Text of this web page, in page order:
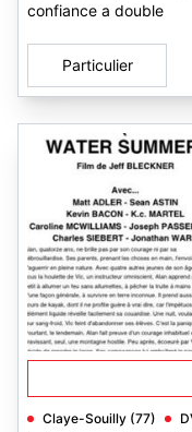
confiance a double
Particulier
Claye-Souilly (77)